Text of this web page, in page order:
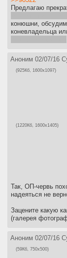
Предлагаю
конюшни,
коневладельца
Аноним 02/07/16
(925Кб, 1600x1097)
(1220Кб, 1600x1405)
Так, ОП-червь
надеяться не
Зацените какую
(галерея
Аноним 02/07/16
(59Кб, 750x500)